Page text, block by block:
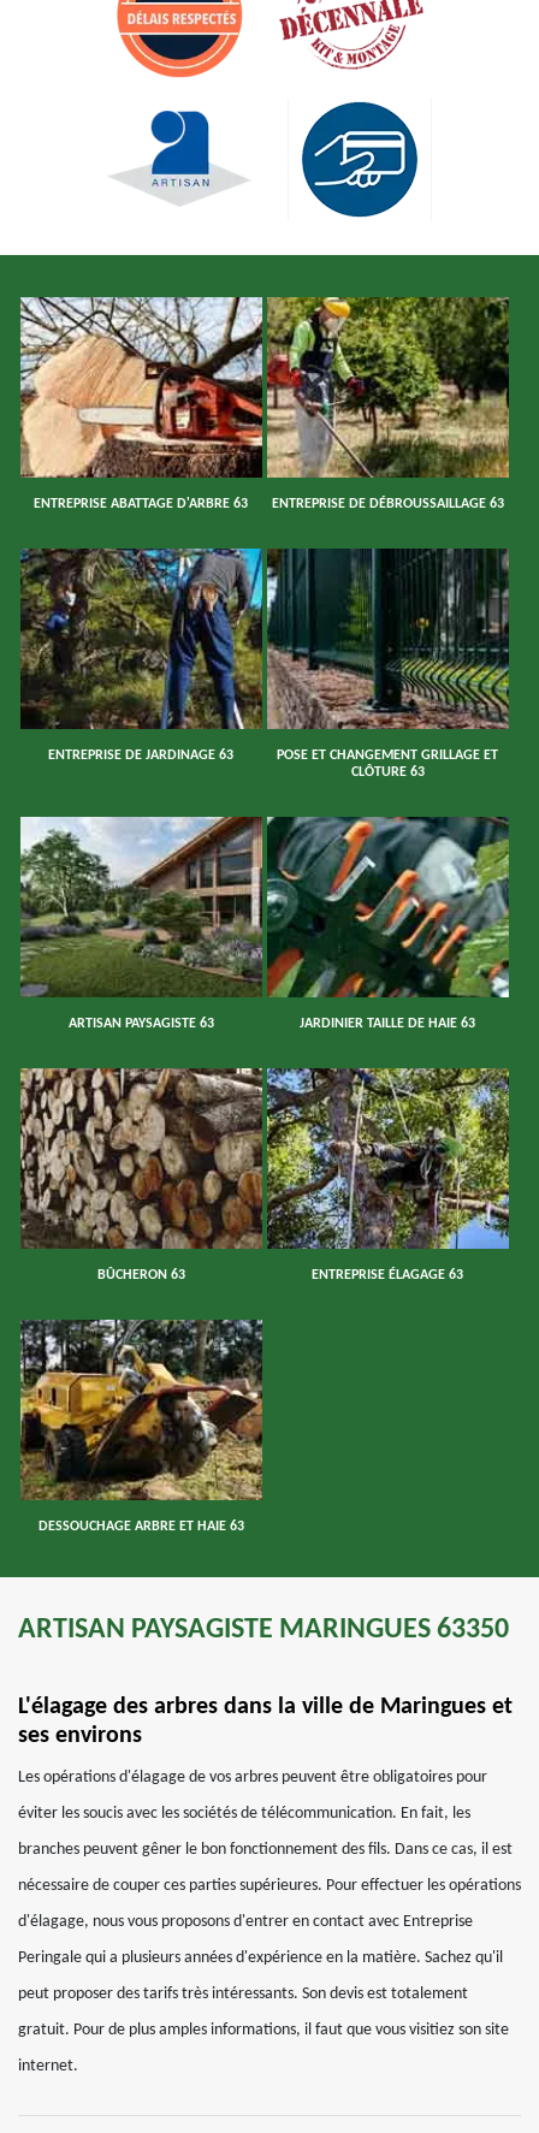
ENTREPRISE ABATTAGE D'ARBRE 63 ENTREPRISE DE DÉBROUSSAILLAGE 63
ENTREPRISE DE JARDINAGE 63
POSE ET CHANGEMENT GRILLAGE ET
CLÔTURE 63
ARTISAN PAYSAGISTE 63 JARDINIER TAILLE DE HAIE 63
BÛCHERON 63 ENTREPRISE ÉLAGAGE 63
DESSOUCHAGE ARBRE ET HAIE 63
ARTISAN PAYSAGISTE MARINGUES 63350
L'élagage des arbres dans la ville de Maringues et
ses environs
Les opérations d'élagage de vos arbres peuvent être obligatoires pour
éviter les soucis avec les sociétés de télécommunication. En fait, les
branches peuvent gêner le bon fonctionnement des fils. Dans ce cas, il est
nécessaire de couper ces parties supérieures. Pour effectuer les opérations
d'élagage, nous vous proposons d'entrer en contact avec Entreprise
Peringale qui a plusieurs années d'expérience en la matière. Sachez qu'il
peut proposer des tarifs très intéressants. Son devis est totalement
gratuit. Pour de plus amples informations, il faut que vous visitiez son site
internet.